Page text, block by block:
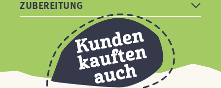
ZUBEREITUNG